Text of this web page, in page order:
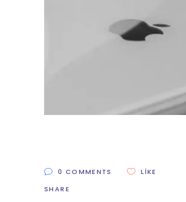
0 COMMENTS
LIKE
SHARE